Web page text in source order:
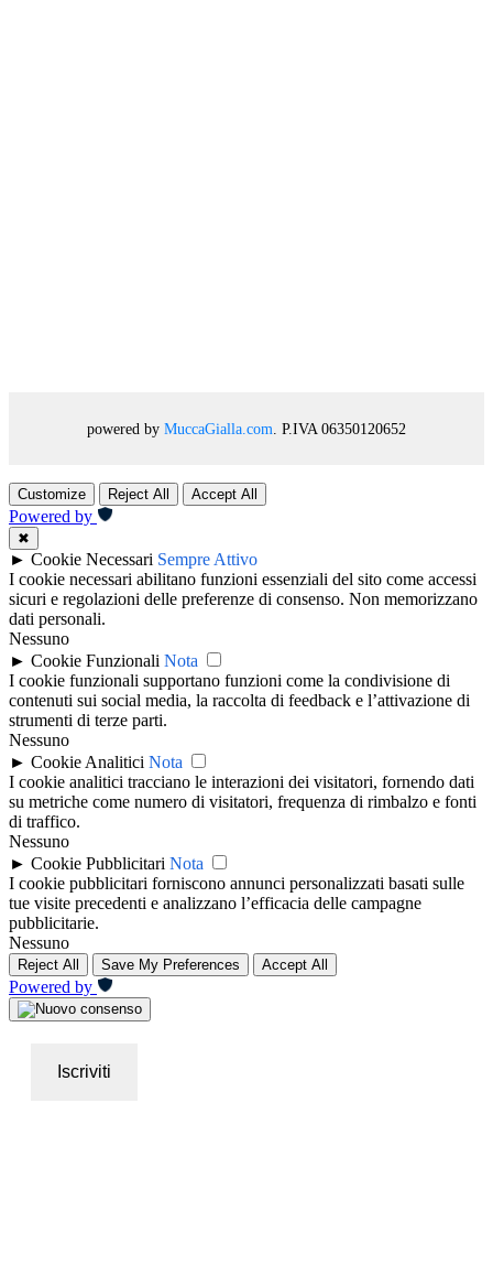
powered by MuccaGialla.com . P.IVA 06350120652
Customize Reject All Accept All
Powered by
✖
► Cookie Necessari Sempre Attivo
I cookie necessari abilitano funzioni essenziali del sito come accessi
sicuri e regolazioni delle preferenze di consenso. Non memorizzano
dati personali.
Nessuno
► Cookie Funzionali Nota
I cookie funzionali supportano funzioni come la condivisione di
contenuti sui social media, la raccolta di feedback e l’attivazione di
strumenti di terze parti.
Nessuno
► Cookie Analitici Nota
I cookie analitici tracciano le interazioni dei visitatori, fornendo dati
su metriche come numero di visitatori, frequenza di rimbalzo e fonti
di traffico.
Nessuno
► Cookie Pubblicitari Nota
I cookie pubblicitari forniscono annunci personalizzati basati sulle
tue visite precedenti e analizzano l’efficacia delle campagne
pubblicitarie.
Nessuno
Reject All Save My Preferences Accept All
Powered by
Iscriviti